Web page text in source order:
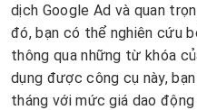
dịch Google Ad và quan
đó, bạn có thể nghiên cứu
thông qua những từ khóa
dụng được công cụ này,
tháng với mức giá dao